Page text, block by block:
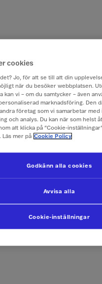
cookies
Jo, för att se till att din
när du besöker webbplatsen.
kan vi – om du samtycker – även
marknadsföring. Den
företag som vi samarbetar med
och analys. Du kan när som helst
att klicka på ”Cookie-
Läs mer på Cookie Policy
Cookie-inställningar
Avvisa alla
Godkänn alla cookies